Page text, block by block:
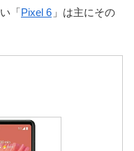
「Pixel 6 」は主にその